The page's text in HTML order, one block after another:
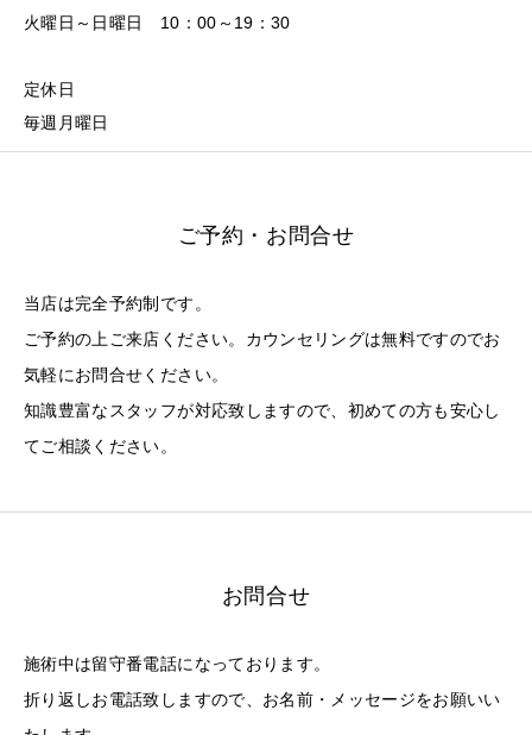
火曜日～日曜日 10：00～19：30
定休日
毎週月曜日
ご予約・お問合せ
当店は完全予約制です。
ご予約の上ご来店ください。カウンセリングは無料ですのでお
気軽にお問合せください。
知識豊富なスタッフが対応致しますので、初めての方も安心し
てご相談ください。
お問合せ
施術中は留守番電話になっております。
折り返しお電話致しますので、お名前・メッセージをお願いい